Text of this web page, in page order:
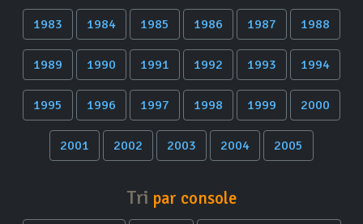
1983 1984 1985 1986 1987 1988
1989 1990 1991 1992 1993 1994
1995 1996 1997 1998 1999 2000
2001 2002 2003 2004 2005
Tri par console